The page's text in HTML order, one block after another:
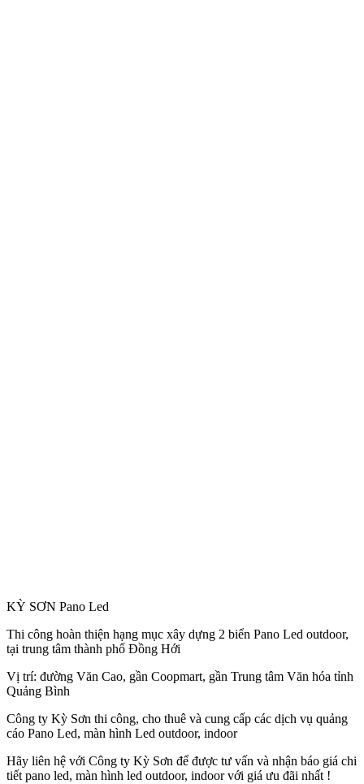
KỲ SƠN Pano Led
Thi công hoàn thiện hạng mục xây dựng 2 biển Pano Led outdoor,
tại trung tâm thành phố Đồng Hới
Vị trí: đường Văn Cao, gần Coopmart, gần Trung tâm Văn hóa tỉnh
Quảng Bình
Công ty Kỳ Sơn thi công, cho thuê và cung cấp các dịch vụ quảng
cáo Pano Led, màn hình Led outdoor, indoor
Hãy liên hệ với Công ty Kỳ Sơn để được tư vấn và nhận báo giá chi
tiết pano led, màn hình led outdoor, indoor với giá ưu đãi nhất !